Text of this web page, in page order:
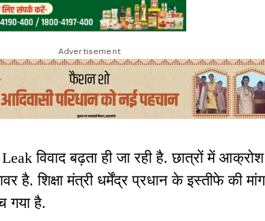
Advertisement
विवाद बढ़ता ही जा रही है. छात्रों में आक्रोश
है. शिक्षा मंत्री धर्मेंद्र प्रधान के इस्तीफे की
गया है.